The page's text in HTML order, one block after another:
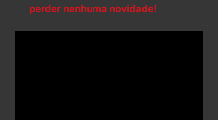
perder nenhuma novidade!